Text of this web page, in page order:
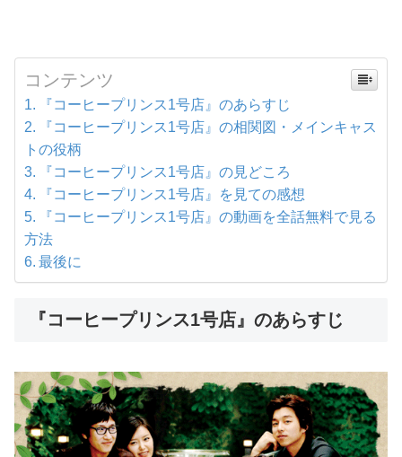
コンテンツ
『コーヒープリンス1号店』のあらすじ
『コーヒープリンス1号店』の相関図・メインキャス
トの役柄
『コーヒープリンス1号店』の見どころ
『コーヒープリンス1号店』を見ての感想
『コーヒープリンス1号店』の動画を全話無料で見る
方法
最後に
『コーヒープリンス1号店』のあらすじ